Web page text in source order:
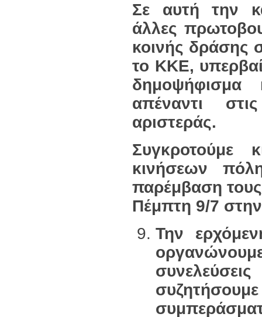
Σε αυτή την
άλλες
κοινής δράσης
το ΚΚΕ,
δημοψήφισμα
απέναντι
αριστεράς.
Συγκροτούμε
κινήσεων
παρέμβαση
Πέμπτη 9/7
Την